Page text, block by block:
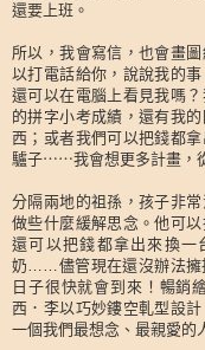
還要上班。
所以，我會寫信，也會畫
以打電話給你，說說我的
還可以在電腦上看見我嗎
的拼字小考成績，還有我
西；或者我們可以把錢都
驢子⋯⋯我會想更多計畫，
分隔兩地的祖孫，孩子非
做些什麼緩解思念。他可
還可以把錢都拿出來換一
奶……儘管現在還沒辦法擁
日子很快就會到來！暢銷
西．李以巧妙鏤空軋型設
一個我們最想念、最親愛的